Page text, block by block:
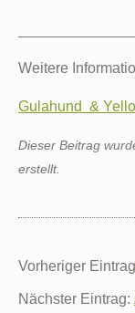
Weitere
Gulahund &
Dieser Beitrag
erstellt.
Vorheriger
Nächster Eintrag: